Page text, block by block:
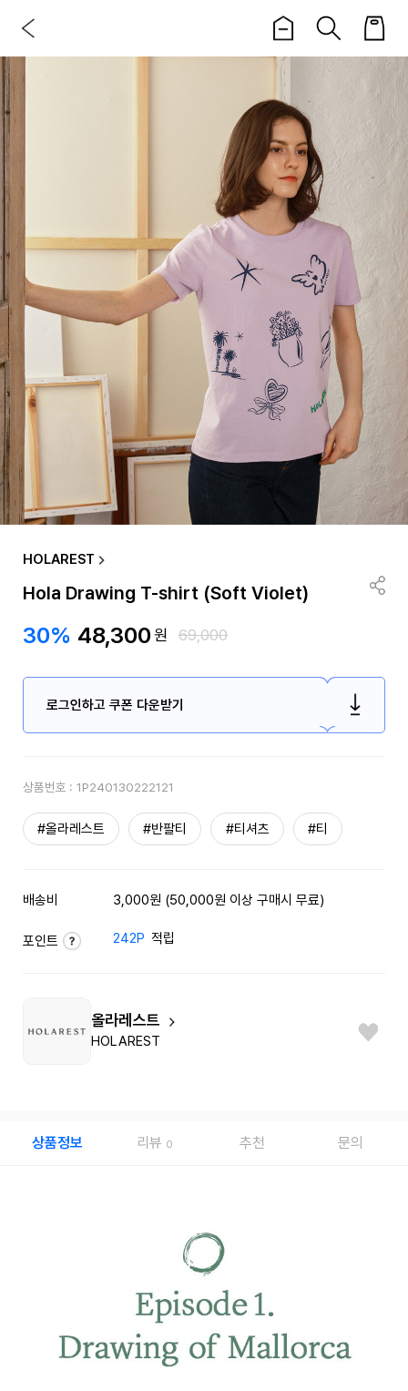
HOLAREST
Hola Drawing T-shirt (Soft Violet)
30% 48,300원 69,000
로그인하고 쿠폰 다운받기
상품번호 : 1P240130222121
#올라레스트 #반팔티 #티셔츠 #티
배송비 3,000원 (50,000원 이상 구매시 무료)
포인트 242P 적립
올라레스트
HOLAREST
상품정보 리뷰 0 추천 문의